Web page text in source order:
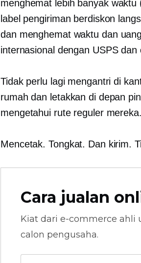
menghemat lebih banyak
label pengiriman berdiskon
dan menghemat waktu dan
internasional dengan USPS dan
Tidak perlu lagi mengantri di
rumah dan letakkan di depan
mengetahui rute reguler mereka.
Mencetak. Tongkat. Dan kirim.
Cara jualan
Kiat dari e-commerce ahli
calon pengusaha.